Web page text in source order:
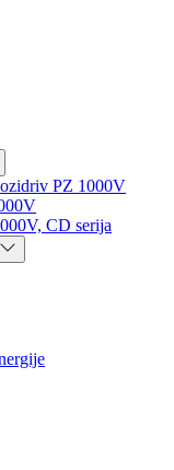
PZ 1000V
CD serija